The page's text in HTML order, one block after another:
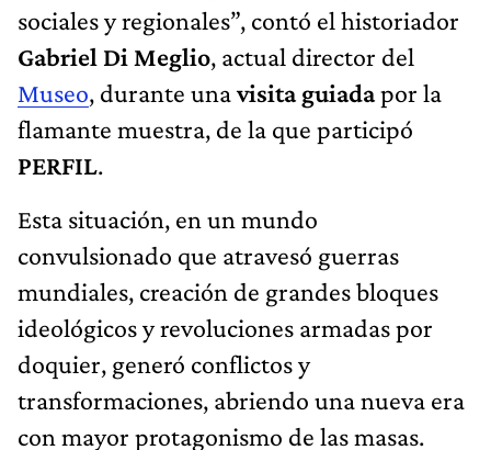
sociales y regionales”, contó el historiador
Gabriel Di Meglio, actual director del
Museo, durante unavisita guiadapor la
flamante muestra, de la que participó
PERFIL.
Esta situación, en un mundo
convulsionado que atravesó guerras
mundiales, creación de grandes bloques
ideológicos y revoluciones armadas por
doquier, generó conflictos y
transformaciones, abriendo una nueva era
con mayor protagonismo de las masas.